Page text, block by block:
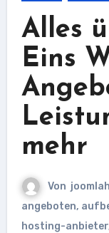
Alles
Eins
mehr
Von
angeboten,
hosting-anbieter